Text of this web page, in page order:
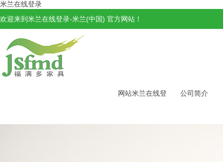
米兰在线登录
欢迎来到米兰在线登录-米兰(中国) 官方网站！
网站米兰在线登 公司简介